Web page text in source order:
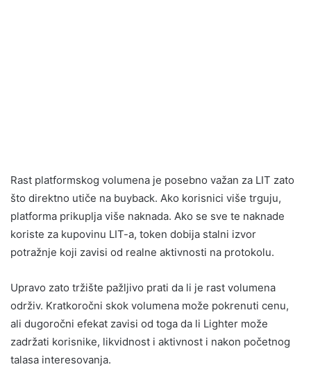
Rast platformskog volumena je posebno važan za LIT zato
što direktno utiče na buyback. Ako korisnici više trguju,
platforma prikuplja više naknada. Ako se sve te naknade
koriste za kupovinu LIT-a, token dobija stalni izvor
potražnje koji zavisi od realne aktivnosti na protokolu.
Upravo zato tržište pažljivo prati da li je rast volumena
održiv. Kratkoročni skok volumena može pokrenuti cenu,
ali dugoročni efekat zavisi od toga da li Lighter može
zadržati korisnike, likvidnost i aktivnost i nakon početnog
talasa interesovanja.